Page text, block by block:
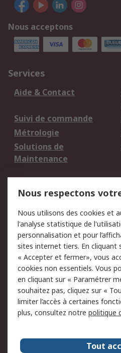
Nous acceptons
Services
Aide & Contact
Suivi de commande
Métrologie
Solutions de
Maintenance
du site
Politique de protection
des données - Mise à
jour
Conditions générales
de vente
Campagnes marketing
A propos de RS
A propos de RS France
Nous respectons
Nous utilisons des cookies et
l'analyse statistique de
personnalisation et pour
sites internet tiers. En cliquant
« Accepter et fermer», vous
cookies non essentiels. Vous
en cliquant sur « Paramétrer
souhaitez pas, cliquez sur «
limiter l’accès à certaines
plus, consultez notre politique
Tout